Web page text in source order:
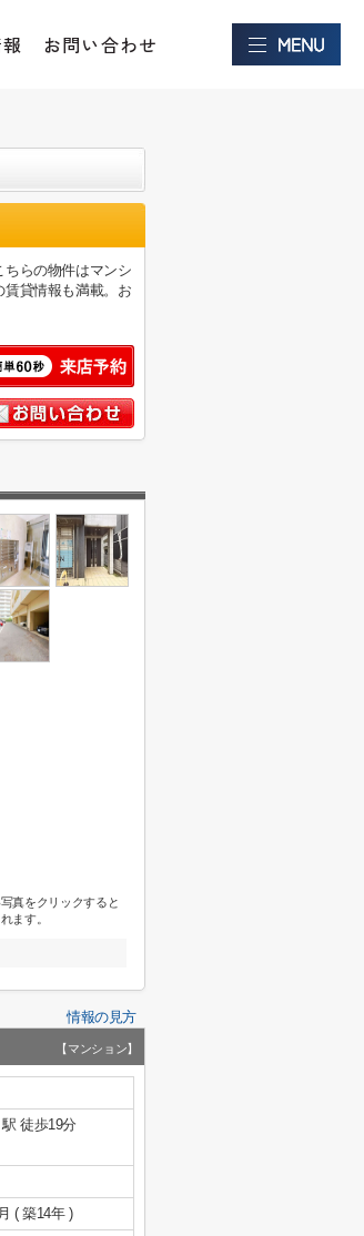
お問い合わせ
らの物件はマンシ
貸情報も満載。お
真をクリックすると
ます。
情報の見方
【マンション】
徒歩19分
( 築14年 )